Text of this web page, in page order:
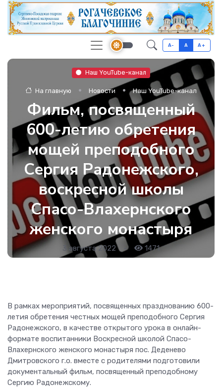
A- A A+
Наш YouTube-канал
На главную Новости Наш YouTube-канал
Фильм, посвященный
600-летию обретения
мощей преподобного
Сергия Радонежского,
воскресной школы
Спасо-Влахернского
женского монастыря
3 августа 2022 • 1471
В рамках мероприятий, посвященных празднованию 600-
летия обретения честных мощей преподобного Сергия
Радонежского, в качестве открытого урока в онлайн-
формате воспитанники Воскресной школой Спасо-
Влахернского женского монастыря пос. Деденево
Дмитровского г.о. вместе с родителями подготовили
документальный фильм, посвященный преподобному
Сергию Радонежскому.